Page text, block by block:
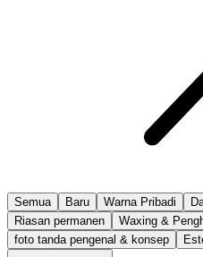
Semua Baru Warna Pribadi
Riasan permanen
Waxing &
foto tanda pengenal & konsep